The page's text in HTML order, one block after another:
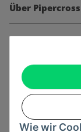
Wie wir
Über
Informationen
Gesetzliche